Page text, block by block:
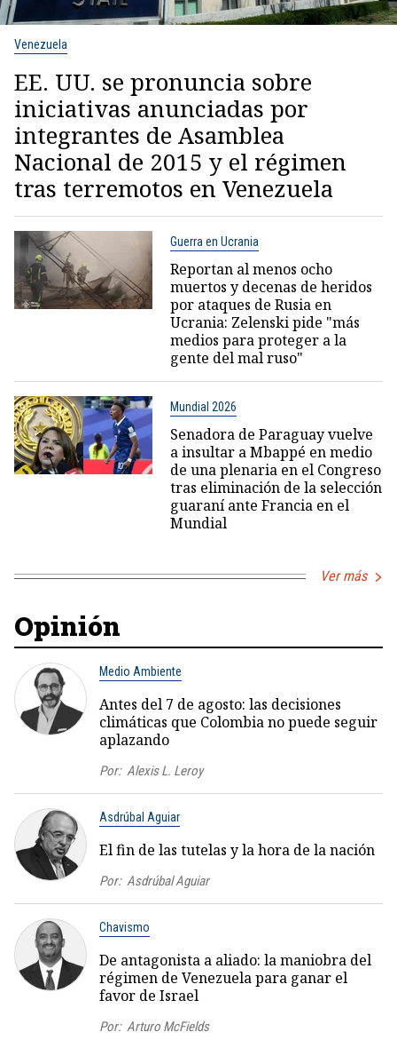
Venezuela
EE. UU. se pronuncia sobre
iniciativas anunciadas por
integrantes de Asamblea
Nacional de 2015 y el régimen
tras terremotos en Venezuela
Guerra en Ucrania
Reportan al menos ocho
muertos y decenas de heridos
por ataques de Rusia en
Ucrania: Zelenski pide "más
medios para proteger a la
gente del mal ruso"
Mundial 2026
Senadora de Paraguay vuelve
a insultar a Mbappé en medio
de una plenaria en el Congreso
tras eliminación de la selección
guaraní ante Francia en el
Mundial
Ver más
Opinión
Medio Ambiente
Antes del 7 de agosto: las decisiones
climáticas que Colombia no puede seguir
aplazando
Por: Alexis L. Leroy
Asdrúbal Aguiar
El fin de las tutelas y la hora de la nación
Por: Asdrúbal Aguiar
Chavismo
De antagonista a aliado: la maniobra del
régimen de Venezuela para ganar el
favor de Israel
Por: Arturo McFields